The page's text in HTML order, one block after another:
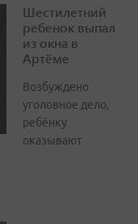
Шестилетний
ребенок выпал
из окна в
Артёме
Возбуждено
уголовное дело,
ребёнку
оказывают